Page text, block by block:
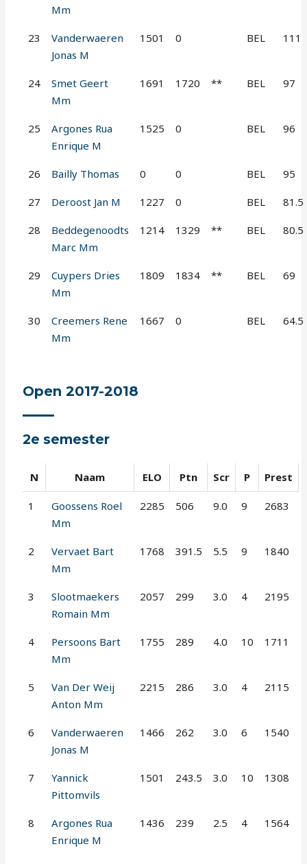
Mm
23
Vanderwaeren
Jonas M
1501 0 BEL 111
24
Smet Geert
Mm
1691 1720 ** BEL 97
25
Argones Rua
Enrique M
1525 0 BEL 96
26 Bailly Thomas 0 0 BEL 95
27 Deroost Jan M 1227 0 BEL 81.5
28
Beddegenoodts
Marc Mm
1214 1329 ** BEL 80.5
29
Cuypers Dries
Mm
1809 1834 ** BEL 69
30
Creemers Rene
Mm
1667 0 BEL 64.5
Open 2017-2018
2e semester
N Naam ELO Ptn Scr P Prest
1
Goossens Roel
Mm
2285 506 9.0 9 2683
2
Vervaet Bart
Mm
1768 391.5 5.5 9 1840
3
Slootmaekers
Romain Mm
2057 299 3.0 4 2195
4
Persoons Bart
Mm
1755 289 4.0 10 1711
5
Van Der Weij
Anton Mm
2215 286 3.0 4 2115
6
Vanderwaeren
Jonas M
1466 262 3.0 6 1540
7
Yannick
Pittomvils
1501 243.5 3.0 10 1308
8
Argones Rua
Enrique M
1436 239 2.5 4 1564